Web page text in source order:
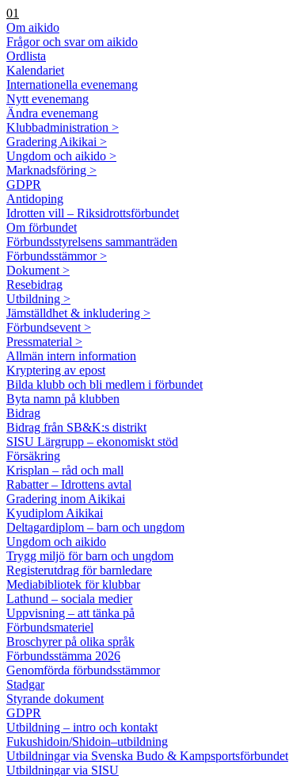
01
Om aikido
Frågor och svar om aikido
Ordlista
Kalendariet
Internationella evenemang
Nytt evenemang
Ändra evenemang
Klubbadministration >
Gradering Aikikai >
Ungdom och aikido >
Marknadsföring >
GDPR
Antidoping
Idrotten vill – Riksidrottsförbundet
Om förbundet
Förbundsstyrelsens sammanträden
Förbundsstämmor >
Dokument >
Resebidrag
Utbildning >
Jämställdhet & inkludering >
Förbundsevent >
Pressmaterial >
Allmän intern information
Kryptering av epost
Bilda klubb och bli medlem i förbundet
Byta namn på klubben
Bidrag
Bidrag från SB&K:s distrikt
SISU Lärgrupp – ekonomiskt stöd
Försäkring
Krisplan – råd och mall
Rabatter – Idrottens avtal
Gradering inom Aikikai
Kyudiplom Aikikai
Deltagardiplom – barn och ungdom
Ungdom och aikido
Trygg miljö för barn och ungdom
Registerutdrag för barnledare
Mediabibliotek för klubbar
Lathund – sociala medier
Uppvisning – att tänka på
Förbundsmateriel
Broschyrer på olika språk
Förbundsstämma 2026
Genomförda förbundsstämmor
Stadgar
Styrande dokument
GDPR
Utbildning – intro och kontakt
Fukushidoin/Shidoin–utbildning
Utbildningar via Svenska Budo & Kampsportsförbundet
Utbildningar via SISU